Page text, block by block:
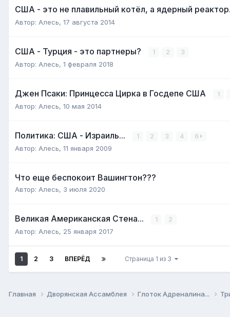
США - это не плавильный котёл, а ядерный
Автор: Алесь, 17 августа 2014
США - Турция - это партнеры? 1 2 3
Автор: Алесь, 1 февраля 2018
Джен Псаки: Принцесса Цирка в Госдепе США 1
Автор: Алесь, 10 мая 2014
Политика: США - Израиль... 1 2 3 4 6
Автор: Алесь, 11 января 2009
Что еще беспокоит Вашингтон???
Автор: Алесь, 3 июля 2020
Великая Американская Стена... 1 2
Автор: Алесь, 25 января 2017
1 2 3 ВПЕРЁД Страница 1 из 3
Главная Дворянская Ассамблея Глоток Адреналина...